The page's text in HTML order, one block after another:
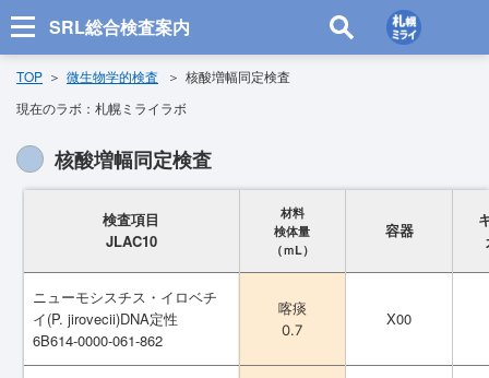
SRL総合検査案内
TOP 微生物学的検査
核酸増幅同定検査
現在のラボ： 札幌ミライラボ
核酸増幅同定検査
検査項目
JLAC10
材料
検体量
（ｍL）
容器
ニューモシスチス・イロベチ
イ(P. jirovecii)DNA定性
6B614-0000-061-862
喀痰
0.7
X00
検査項目
JLAC10
材料
検体量
（ｍL）
容器
ニューモシスチス・イロベチ
イ(P. jirovecii)DNA定性
6B614-0000-061-862
喀痰
0.7
X00